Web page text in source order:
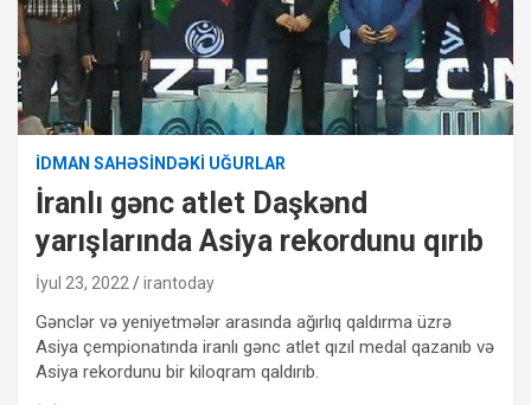
İDMAN SAHƏSINDƏKI UĞURLAR
İranlı gənc atlet Daşkənd
yarışlarında Asiya rekordunu qırıb
İyul 23, 2022 irantoday
Gənclər və yeniyetmələr arasında ağırlıq qaldırma üzrə
Asiya çempionatında iranlı gənc atlet qızıl medal qazanıb və
Asiya rekordunu bir kiloqram qaldırıb.